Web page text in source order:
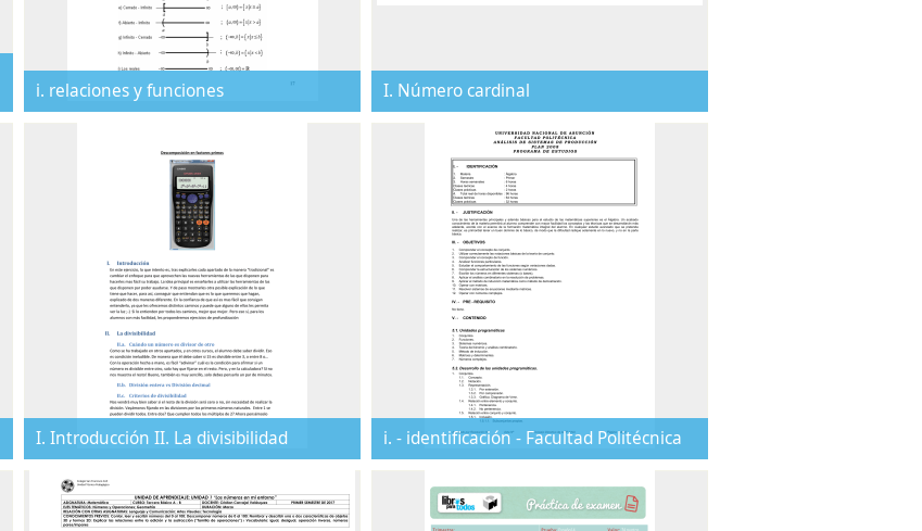
i. relaciones y funciones I. Número cardinal
I. Introducción II. La divisibilidad i. - identificación - Facultad Politécnica